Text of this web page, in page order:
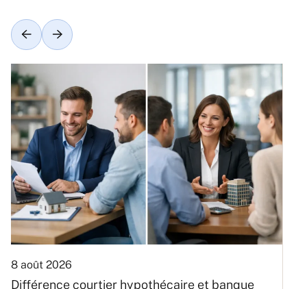
8 août 2026
Différence courtier hypothécaire et banque